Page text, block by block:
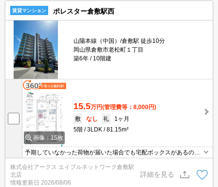
賃貸マンション ポレスター倉敷駅西
山陽本線（中国）/倉敷駅 徒歩10分
岡山県倉敷市老松町１丁目
築6年
10階建
画像：15枚
15.5万円(管理費等：8,000円)
敷
なし 礼
1ヶ月
5階
3LDK 81.15m²
予期していなかった荷物が届いた場合でも宅配ボックスがあるので
日時を問わずいつでも利用することが可能です。室内設備は洗面所
独立・浴室乾燥機・食器洗乾燥機など豊富に揃っており、過ごしや
すいお部屋になっております。セキュリティ面は、オートロック・
TVインターホンなどを設置しているので安全面でも優れておりま
株式会社アークス エイブルネットワーク倉敷駅
北店
情報更新日 2026/08/06
詳細を見る